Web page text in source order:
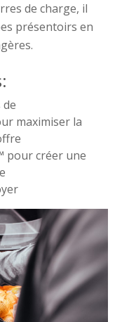
de charge, il
présentoirs en
de
maximiser la
pour créer une